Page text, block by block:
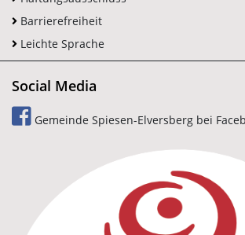
Barrierefreiheit
Leichte Sprache
Social Media
Gemeinde Spiesen-Elversberg bei